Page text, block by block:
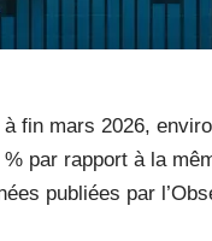
fin mars 2026,
par rapport à la
publiées par